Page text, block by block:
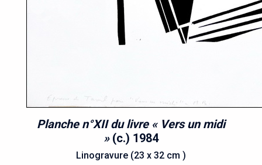
Planche n°XII du livre « Vers un midi
»(c.) 1984
Linogravure (23 x 32 cm )